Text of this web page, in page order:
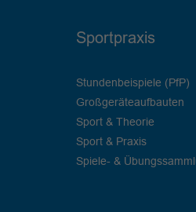
Sportpraxis
Stundenbeispiele (PfP)
Großgeräteaufbauten
Sport & Theorie
Sport & Praxis
Spiele- &